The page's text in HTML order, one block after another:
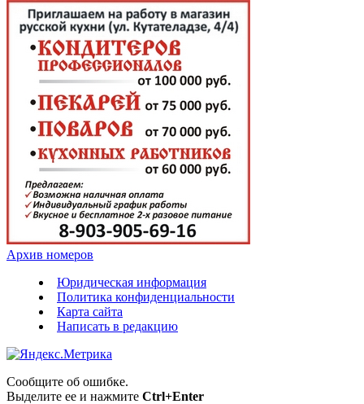
Архив номеров
Юридическая информация
Политика конфиденциальности
Карта сайта
Написать в редакцию
Сообщите об ошибке.
Выделите ее и нажмите Ctrl+Enter